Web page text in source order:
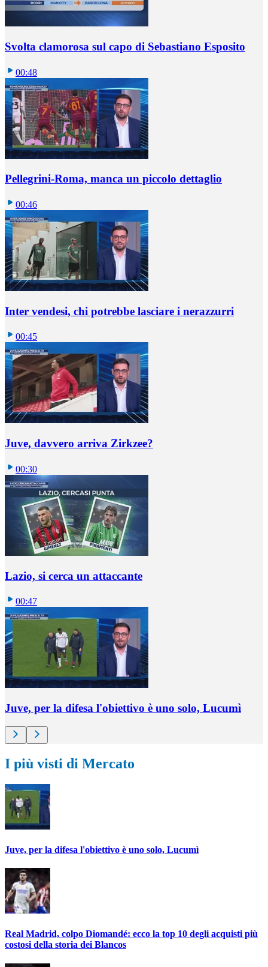
Svolta clamorosa sul capo di Sebastiano Esposito
00:48
Pellegrini-Roma, manca un piccolo dettaglio
00:46
Inter vendesi, chi potrebbe lasciare i nerazzurri
00:45
Juve, davvero arriva Zirkzee?
00:30
Lazio, si cerca un attaccante
00:47
Juve, per la difesa l'obiettivo è uno solo, Lucumì
I più visti di Mercato
Juve, per la difesa l'obiettivo è uno solo, Lucumì
Real Madrid, colpo Diomandé: ecco la top 10 degli acquisti più
costosi della storia dei Blancos